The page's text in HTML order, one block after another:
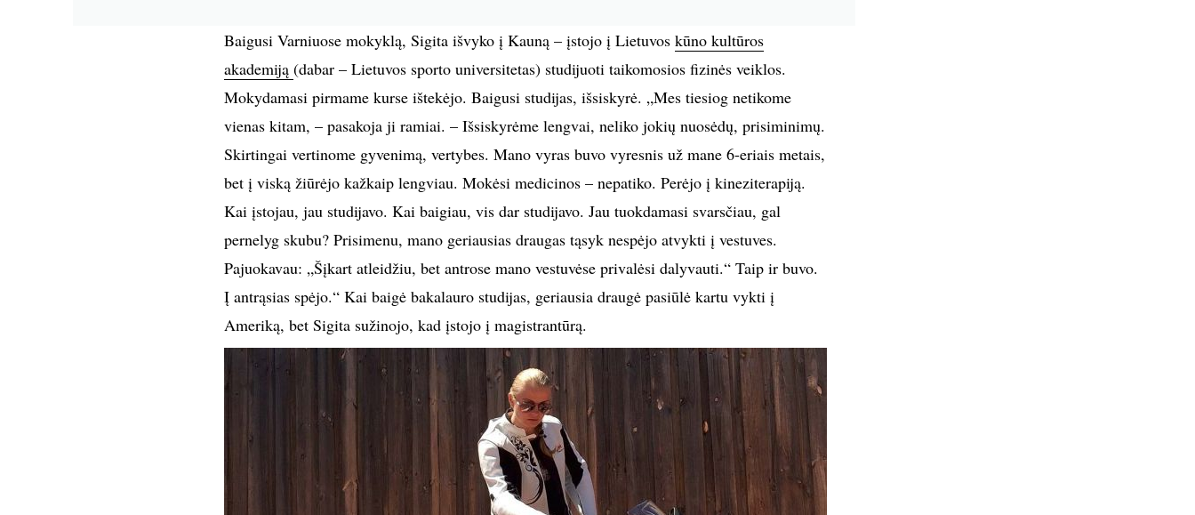
Baigusi Varniuose mokyklą, Sigita išvyko į Kauną – įstojo į Lietuvos kūno kultūros
akademiją (dabar – Lietuvos sporto universitetas) studijuoti taikomosios fizinės veiklos.
Mokydamasi pirmame kurse ištekėjo. Baigusi studijas, išsiskyrė. „Mes tiesiog netikome
vienas kitam, – pasakoja ji ramiai. – Išsiskyrėme lengvai, neliko jokių nuosėdų, prisiminimų.
Skirtingai vertinome gyvenimą, vertybes. Mano vyras buvo vyresnis už mane 6-eriais metais,
bet į viską žiūrėjo kažkaip lengviau. Mokėsi medicinos – nepatiko. Perėjo į kineziterapiją.
Kai įstojau, jau studijavo. Kai baigiau, vis dar studijavo. Jau tuokdamasi svarsčiau, gal
pernelyg skubu? Prisimenu, mano geriausias draugas tąsyk nespėjo atvykti į vestuves.
Pajuokavau: „Šįkart atleidžiu, bet antrose mano vestuvėse privalėsi dalyvauti.“ Taip ir buvo.
Į antrąsias spėjo.“ Kai baigė bakalauro studijas, geriausia draugė pasiūlė kartu vykti į
Ameriką, bet Sigita sužinojo, kad įstojo į magistrantūrą.